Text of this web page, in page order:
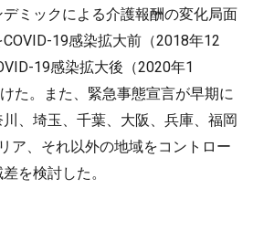
ミックによる介護報酬の変化局面
19感染拡大前（2018年12
19感染拡大後（2020年1
た。また、緊急事態宣言が早期に
、埼玉、千葉、大阪、兵庫、福岡
ア、それ以外の地域をコントロー
を検討した。